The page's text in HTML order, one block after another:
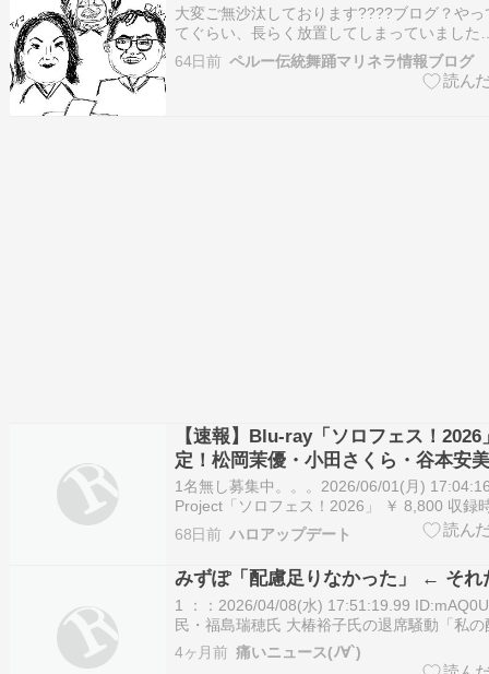
大変ご無沙汰しております????ブログ？や
てぐらい、長らく放置してしまっていまし
たいことなのですが、今年に入ってからは夫
に忙しい日々を送っており、ブログに構って
ってしまい、すっかり放置していました…。
64日前
【速報】Blu-ray「ソロフェス！2026
定！松岡茉優・小田さくら・谷本安
ディオコメンタリーもあります！
1名無し募集中。。。2026/06/01(月)
Project「ソロフェス！2026」 ￥ 8,800 収録
183分・Dsic2:約200分(予定) 2月28日(土)に
ネル1・スカパー！で放送された…
68日前 ハロアップデート
みずぽ「配慮足りなかった」 ← それ
1 ：：2026/04/08(水) 17:51:19.99
民・福島瑞穂氏 大椿裕子氏の退席騒動「私
った」…「仕切りは選挙本部」https://t.co/
の会見を巡っては、決選投票で敗れた大椿
4ヶ月前 痛いニュース(ﾉ∀`)